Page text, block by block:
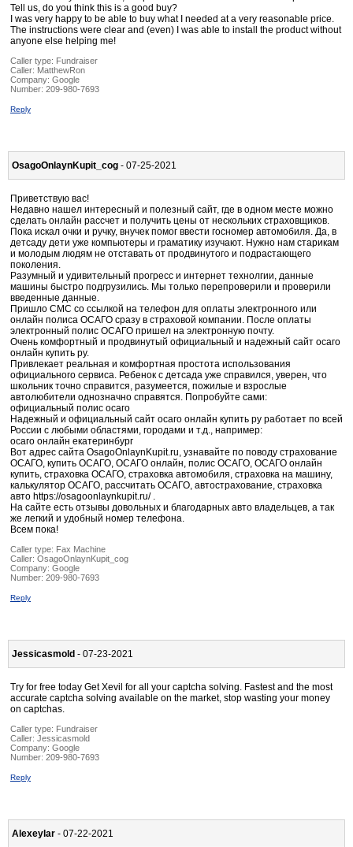
Tell us, do you think this is a good buy?
I was very happy to be able to buy what I needed at a very reasonable price.
The instructions were clear and (even) I was able to install the product without
anyone else helping me!
Caller type: Fundraiser
Caller: MatthewRon
Company: Google
Number: 209-980-7693
Reply
OsagoOnlaynKupit_cog - 07-25-2021
Приветствую вас!
Недавно нашел интересный и полезный сайт, где в одном месте можно
сделать онлайн рассчет и получить цены от нескольких страховщиков.
Пока искал очки и ручку, внучек помог ввести госномер автомобиля. Да, в
детсаду дети уже компьютеры и граматику изучают. Нужно нам старикам
и молодым людям не отставать от продвинутого и подрастающего
поколения.
Разумный и удивительный прогресс и интернет технолгии, данные
машины быстро подгрузились. Мы только перепроверили и проверили
введенные данные.
Пришло СМС со ссылкой на телефон для оплаты электронного или
онлайн полиса ОСАГО сразу в страховой компании. После оплаты
электронный полис ОСАГО пришел на электронную почту.
Очень комфортный и продвинутый официальный и надежный сайт осаго
онлайн купить ру.
Привлекает реальная и комфортная простота использования
официального сервиса. Ребенок с детсада уже справился, уверен, что
школьник точно справится, разумеется, пожилые и взрослые
автолюбители однозначно справятся. Попробуйте сами:
официальный полис осаго
Надежный и официальный сайт осаго онлайн купить ру работает по всей
России с любыми областями, городами и т.д., например:
осаго онлайн екатеринбург
Вот адрес сайта OsagoOnlaynKupit.ru, узнавайте по поводу страхование
ОСАГО, купить ОСАГО, ОСАГО онлайн, полис ОСАГО, ОСАГО онлайн
купить, страховка ОСАГО, страховка автомобиля, страховка на машину,
калькулятор ОСАГО, рассчитать ОСАГО, автострахование, страховка
авто https://osagoonlaynkupit.ru/ .
На сайте есть отзывы довольных и благодарных авто владельцев, а так
же легкий и удобный номер телефона.
Всем пока!
Caller type: Fax Machine
Caller: OsagoOnlaynKupit_cog
Company: Google
Number: 209-980-7693
Reply
Jessicasmold - 07-23-2021
Try for free today Get Xevil for all your captcha solving. Fastest and the most
accurate captcha solving available on the market, stop wasting your money
on captchas.
Caller type: Fundraiser
Caller: Jessicasmold
Company: Google
Number: 209-980-7693
Reply
Alexeylar - 07-22-2021